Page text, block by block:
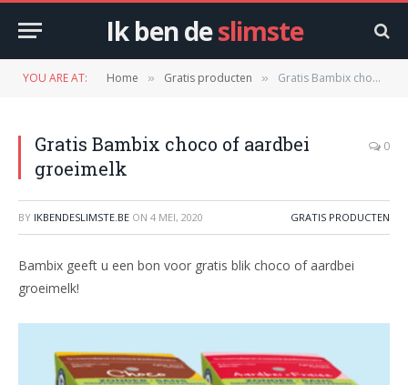
Ik ben deslimste
YOU ARE AT: Home » Gratis producten » Gratis Bambix choco of aardbei groeimelk
Gratis Bambix choco of aardbei
groeimelk
0
BY IKBENDESLIMSTE.BE ON 4 MEI, 2020 GRATIS PRODUCTEN
Bambix geeft u een bon voor gratis blik choco of aardbei
groeimelk!